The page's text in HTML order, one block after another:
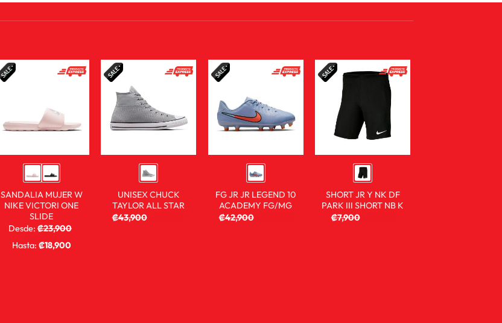
SANDALIA MUJER W
NIKE VICTORI ONE
SLIDE
Desde:₡23,900
15,900
Hasta: ₡18,900
UNISEX CHUCK
TAYLOR ALL STAR
₡43,900
FG JR JR LEGEND 10
ACADEMY FG/MG
₡42,900
SHORT JR Y NK DF
PARK III SHORT NB K
₡7,900